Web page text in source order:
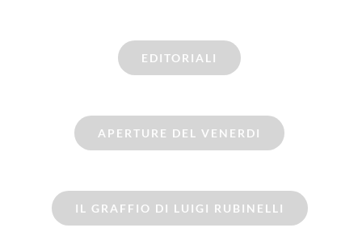
EDITORIALI
APERTURE DEL VENERDI
IL GRAFFIO DI LUIGI RUBINELLI